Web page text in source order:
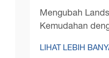
Mengubah
Kemudahan
pembersihan
LIHAT LEBIH